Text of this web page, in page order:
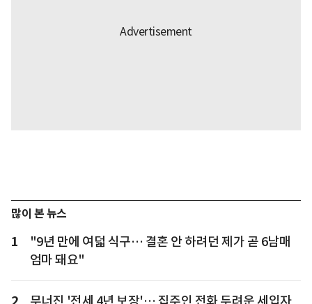
많이 본 뉴스
1
"9년 만에 여덟 식구… 결혼 안 하려던 제가 곧 6남매
엄마 돼요"